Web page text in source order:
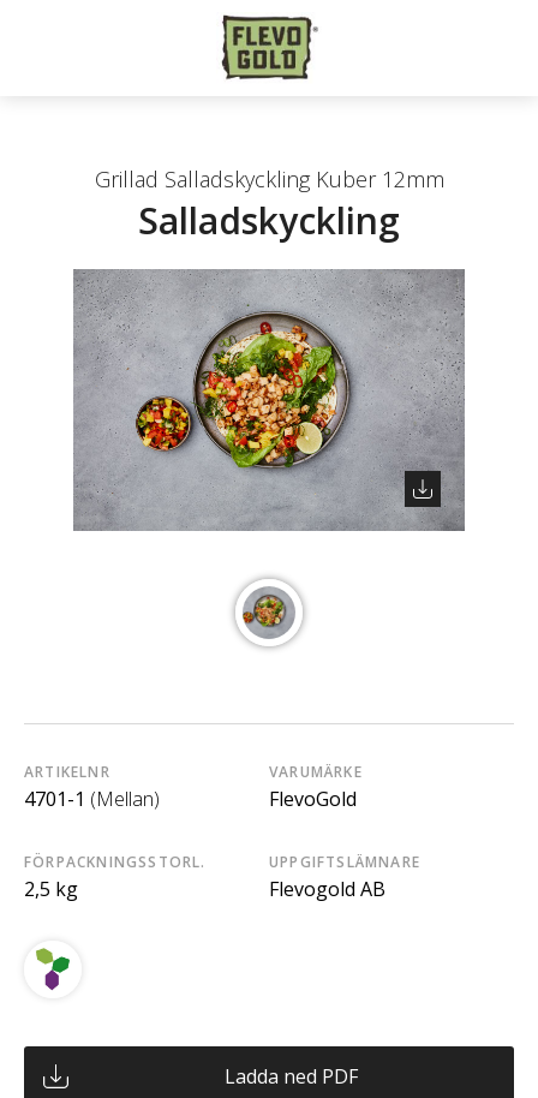
Grillad Salladskyckling Kuber 12mm
Salladskyckling
ARTIKELNR
4701-1 (Mellan)
VARUMÄRKE
FlevoGold
FÖRPACKNINGSSTORL.
2,5 kg
UPPGIFTSLÄMNARE
Flevogold AB
Ladda ned PDF